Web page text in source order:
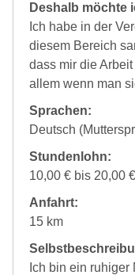
Deshalb möchte
Ich habe in der
diesem Bereich
dass mir die
allem wenn man
Sprachen:
Deutsch
Stundenlohn:
10,00 € bis 20,00 €
Anfahrt:
15 km
Ich bin ein